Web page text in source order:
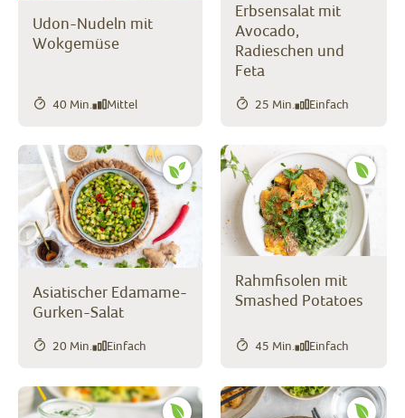
Udon-Nudeln mit
Wokgemüse
40 Min. Mittel
Erbsensalat mit
Avocado,
Radieschen und
Feta
25 Min. Einfach
Asiatischer Edamame-
Gurken-Salat
20 Min. Einfach
Rahmfisolen mit
Smashed Potatoes
45 Min. Einfach